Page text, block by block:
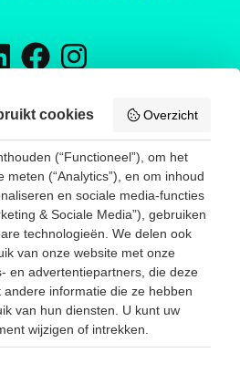
TRADING
16
NW Waalwijk
0031416785188
trading.com
60393173
NAAR
Disposables
Dryboxgloves
cookies Overzicht
(“Functioneel”), om het
(“Analytics”), en om inhoud
en sociale media-functies
& Sociale Media”), gebruiken
technologieën. We delen ook
van onze website met onze
en advertentiepartners, die deze
informatie die ze hebben
van hun diensten. U kunt uw
wijzigen of intrekken.